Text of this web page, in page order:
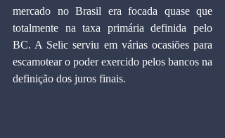
mercado no Brasil era focada quase que
totalmente na taxa primária definida pelo
BC. A Selic serviu em várias ocasiões para
escamotear o poder exercido pelos bancos na
definição dos juros finais.